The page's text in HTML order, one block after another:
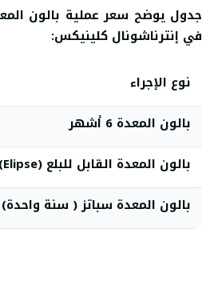
جدول يوضح سعر عملية بالون
في إنترناشونال كلينيكس:
نوع الإجراء
بالون المعدة 6 أشهر
بالون المعدة القابل للبلع (Elipse)
بالون المعدة سباتز ( سنة واحدة)